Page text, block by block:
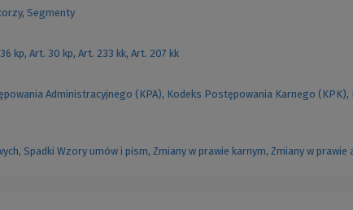
, Segmenty
kp, Art. 30 kp, Art. 233 kk, Art. 207 kk
Administracyjnego (KPA), Kodeks Postępowania Karnego (KPK),
, Spadki Wzory umów i pism, Zmiany w prawie karnym, Zmiany w prawie